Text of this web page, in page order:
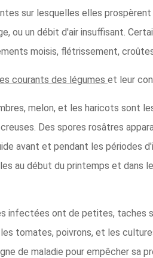
sur lesquelles elles
ou un débit d'air insuffisant.
moisis, flétrissement,
courants des légumes et leur
melon, et les haricots sont
Des spores rosâtres
avant et pendant les périodes
au début du printemps et
infectées ont de petites, taches
tomates, poivrons, et les
de maladie pour empêcher sa